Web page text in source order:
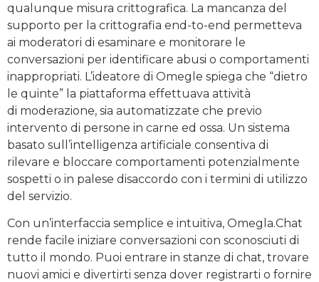
qualunque misura crittografica. La mancanza del
supporto per la crittografia end-to-end permetteva
ai moderatori di esaminare e monitorare le
conversazioni per identificare abusi o comportamenti
inappropriati. L’ideatore di Omegle spiega che “dietro
le quinte” la piattaforma effettuava attività
di moderazione, sia automatizzate che previo
intervento di persone in carne ed ossa. Un sistema
basato sull’intelligenza artificiale consentiva di
rilevare e bloccare comportamenti potenzialmente
sospetti o in palese disaccordo con i termini di utilizzo
del servizio.
Con un’interfaccia semplice e intuitiva, Omegla.Chat
rende facile iniziare conversazioni con sconosciuti di
tutto il mondo. Puoi entrare in stanze di chat, trovare
nuovi amici e divertirti senza dover registrarti o fornire